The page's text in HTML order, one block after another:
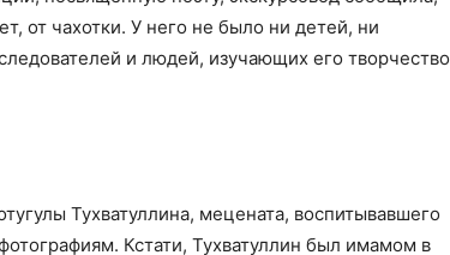
от чахотки. У него не было ни детей, ни
и людей, изучающих его творчество
Тухватуллина, мецената, воспитывавшего
Кстати, Тухватуллин был имамом в